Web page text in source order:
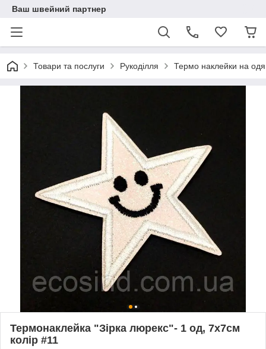
Ваш швейний партнер
Товари та послуги Рукоділля Термо наклейки на
Термонаклейка "Зірка люрекс"- 1 од, 7х7см
колір #11